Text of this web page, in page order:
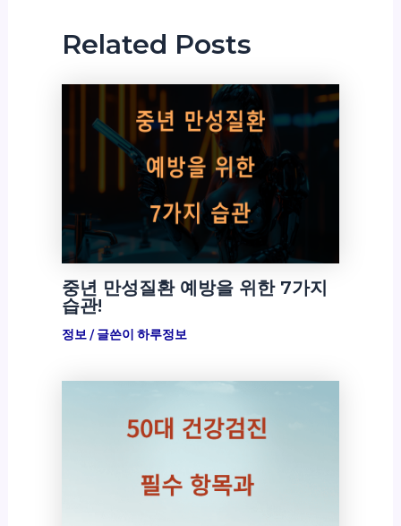
Related Posts
중년 만성질환 예방을 위한 7가지
습관!
정보/ 글쓴이 하루정보